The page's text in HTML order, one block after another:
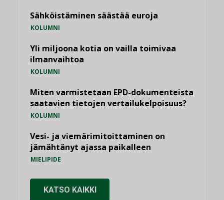
Sähköistäminen säästää euroja
KOLUMNI
Yli miljoona kotia on vailla toimivaa
ilmanvaihtoa
KOLUMNI
Miten varmistetaan EPD-dokumenteista
saatavien tietojen vertailukelpoisuus?
KOLUMNI
Vesi- ja viemärimitoittaminen on
jämähtänyt ajassa paikalleen
MIELIPIDE
KATSO KAIKKI